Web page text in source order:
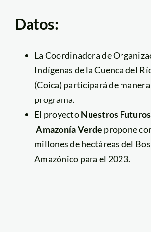
Datos:
La Coordinadora de
Indígenas de la Cuenca del
(Coica) participará de
programa.
El proyectoNuestros
Amazonía Verde propone
millones de hectáreas del
Amazónico para el 2023.